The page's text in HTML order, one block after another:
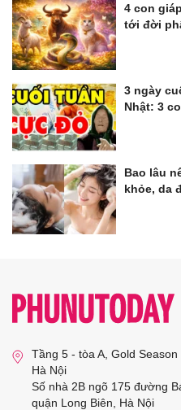
4 con
tới đời
3 ngày
Nhật: 3
Bao lâu
khỏe, da
Tầng 5 - tòa A, Gold
Hà Nội
Số nhà 2B ngõ 175 đường
quận Long Biên, Hà Nội